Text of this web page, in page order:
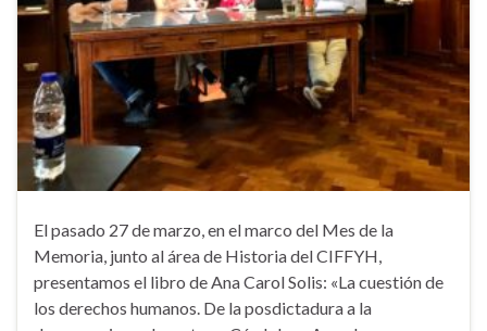
El pasado 27 de marzo, en el marco del Mes de la
Memoria, junto al área de Historia del CIFFYH,
presentamos el libro de Ana Carol Solis: «La cuestión de
los derechos humanos. De la posdictadura a la